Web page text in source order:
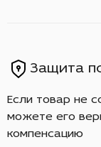
Защита
Если товар не
можете его
компенсацию